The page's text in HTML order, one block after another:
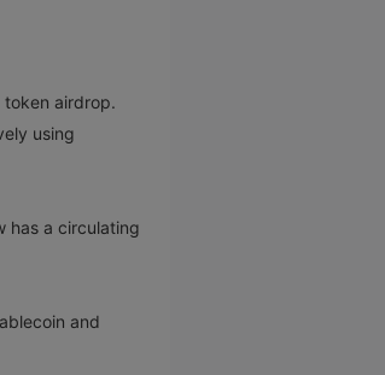
token airdrop.
using
has a circulating
and